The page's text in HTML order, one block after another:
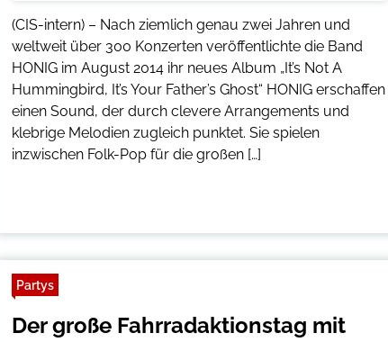
(CIS-intern) – Nach ziemlich genau zwei Jahren und
weltweit über 300 Konzerten veröffentlichte die Band
HONIG im August 2014 ihr neues Album „It’s Not A
Hummingbird, It’s Your Father’s Ghost“ HONIG erschaffen
einen Sound, der durch clevere Arrangements und
klebrige Melodien zugleich punktet. Sie spielen
inzwischen Folk-Pop für die großen […]
Partys
Der große Fahrradaktionstag mit